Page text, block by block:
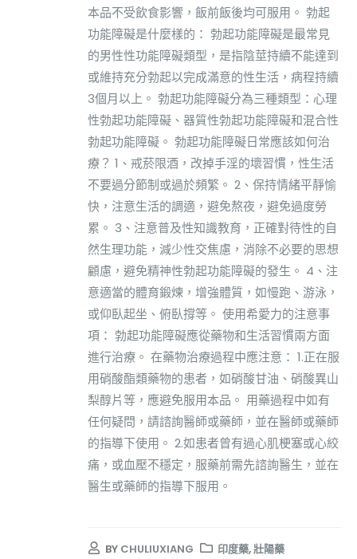
本品不受飲食影響，飯前飯後均可服用。 勃起
功能障礙是什麼樣的： 勃起功能障礙是最常見
的男性性功能障礙類型，是指陰莖持續不能達到
或維持充分勃起以完成滿意的性生活，病程持續
3個月以上。 勃起功能障礙分為三種類型：心理
性勃起功能障礙、器質性勃起功能障礙和混合性
勃起功能障礙。 勃起功能障礙日常應該如何治
療？ 1、戒菸限酒，改掉手淫的壞習慣，性生活
不要過分節制或過於頻繁。 2、保持情緒平靜愉
快，注意生活的調適，避免熬夜，避免過度勞
累。 3、注意普及性知識教育，正確對待性的自
然生理功能，減少性交焦慮，消除不必要的思想
顧慮，避免精神性勃起功能障礙的發生。 4、注
意適當的體育鍛煉，增強體質，如慢跑、游泳，
或仰臥起坐、俯臥撐等。 使用希愛力的注意事
項： 勃起功能障礙應從藥物和生活習慣兩方面
進行治療。 在藥物治療過程中應注意： 1.正在服
用硝酸酯類藥物的患者，如硝酸甘油、硝酸異山
梨醇片等，應避免服用本品。 用藥過程中如有
任何疑問，請諮詢醫師或藥師，並在醫師或藥師
的指導下使用。 2.如患者曾有過心肌梗塞或心絞
痛，或血壓不穩定，服藥前需先諮詢醫生，並在
醫生或藥師的指導下服用。
BY CHULIUXIANG 印度藥,壯陽藥